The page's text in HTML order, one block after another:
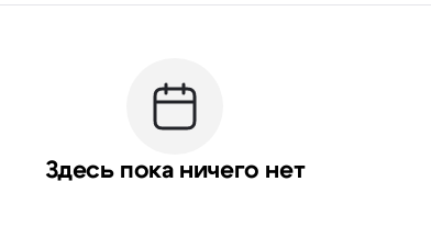
Здесь пока ничего нет